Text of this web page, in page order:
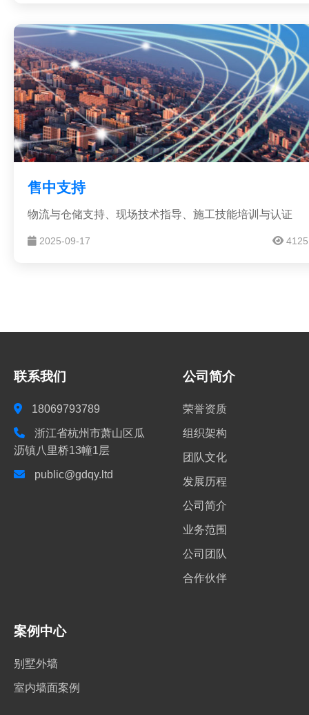
售中支持
物流与仓储支持、现场技术指导、施工技能培训与认证
2025-09-17
联系我们
18069793789
浙江省杭州市萧山区瓜
沥镇八里桥13幢1层
public@gdqy.ltd
公司简介
荣誉资质
组织架构
团队文化
发展历程
公司简介
业务范围
公司团队
合作伙伴
案例中心
别墅外墙
室内墙面案例